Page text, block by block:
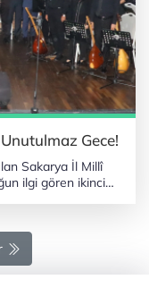
Gece!
Sakarya İl Millî
ilgi gören ikinci
bu özel ekip,
unutulmaz
eğitimci ve